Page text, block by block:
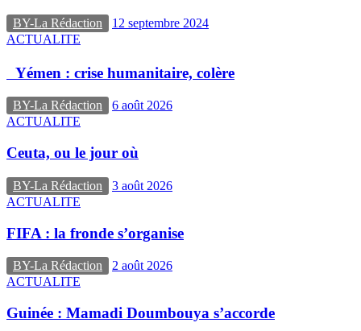
BY-La Rédaction
12 septembre 2024
ACTUALITE
Yémen : crise humanitaire, colère
BY-La Rédaction
6 août 2026
ACTUALITE
Ceuta, ou le jour où
BY-La Rédaction
3 août 2026
ACTUALITE
FIFA : la fronde s’organise
BY-La Rédaction
2 août 2026
ACTUALITE
Guinée : Mamadi Doumbouya s’accorde